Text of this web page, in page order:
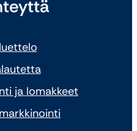
ja lomakkeet